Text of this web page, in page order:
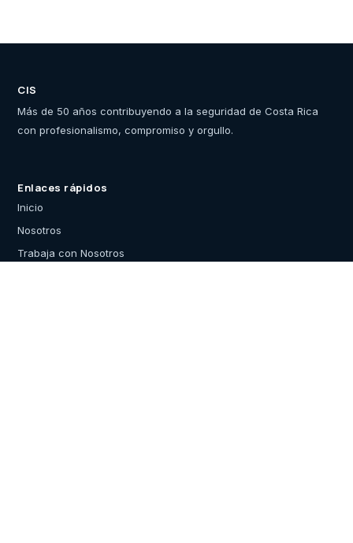
CIS
Más de 50 años contribuyendo a la seguridad de Costa Rica
con profesionalismo, compromiso y orgullo.
Enlaces rápidos
Inicio
Nosotros
Trabaja con Nosotros